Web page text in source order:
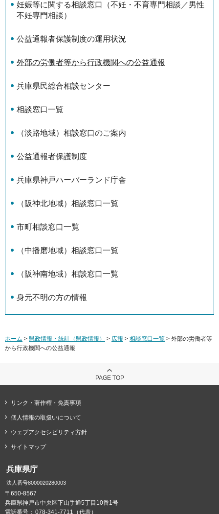
妊娠等に関する相談窓口（不妊・不育専門相談／男性
不妊専門相談）
公益通報者保護制度の運用状況
外部の労働者等から行政機関への公益通報
兵庫県民総合相談センター
相談窓口一覧
（淡路地域）相談窓口のご案内
公益通報者保護制度
兵庫県神戸ハーバーランド庁舎
（阪神北地域）相談窓口一覧
市町相談窓口一覧
（中播磨地域）相談窓口一覧
（阪神南地域）相談窓口一覧
身元不明の方の情報
ホーム > 県政情報・統計（県政情報） > 広報 > 相談窓口一覧 > 外部の労働者等
から行政機関への公益通報
PAGE TOP
リンク・著作権・免責事項
個人情報の取扱いについて
ウェブアクセシビリティ方針
サイトマップ
兵庫県庁
法人番号8000020280003
〒650-8567
兵庫県神戸市中央区下山手通5丁目10番1号
電話番号： 078-341-7711（代表）